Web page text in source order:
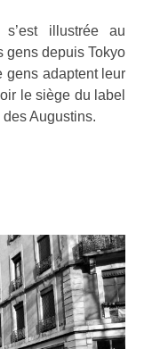
s’est illustrée au
gens depuis Tokyo
gens adaptent leur
le siège du label
Augustins.